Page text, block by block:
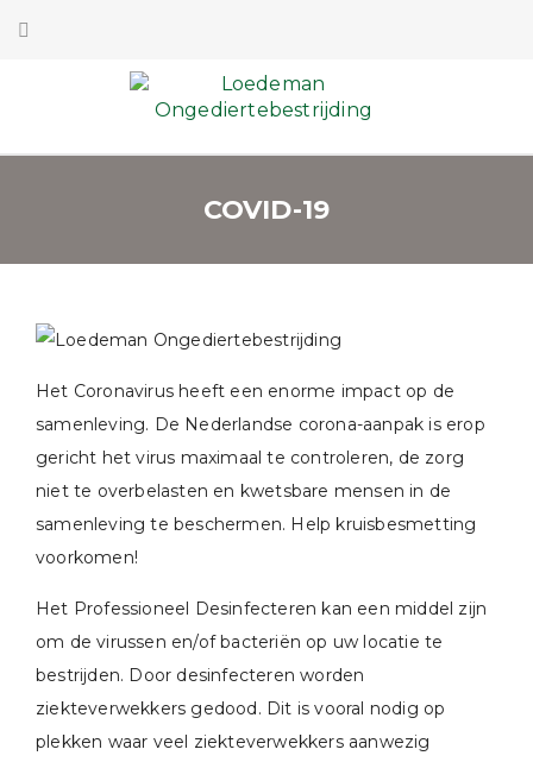
COVID-19
Het Coronavirus heeft een enorme impact op de
samenleving. De Nederlandse corona-aanpak is erop
gericht het virus maximaal te controleren, de zorg
niet te overbelasten en kwetsbare mensen in de
samenleving te beschermen. Help kruisbesmetting
voorkomen!
Het Professioneel Desinfecteren kan een middel zijn
om de virussen en/of bacteriën op uw locatie te
bestrijden. Door desinfecteren worden
ziekteverwekkers gedood. Dit is vooral nodig op
plekken waar veel ziekteverwekkers aanwezig